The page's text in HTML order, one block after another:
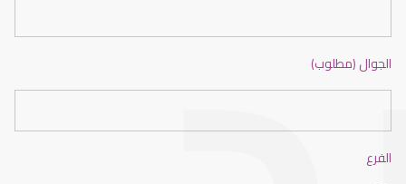
ضعف نظر الاطفال
الجوال (مطلوب)
الفرع